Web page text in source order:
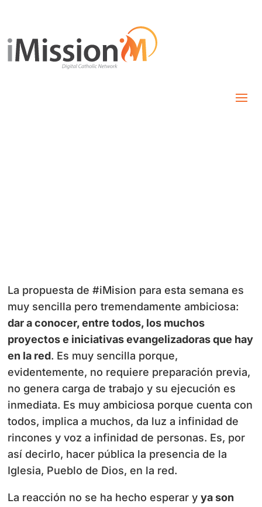
La propuesta de #iMision para esta semana es
muy sencilla pero tremendamente ambiciosa:
dar a conocer, entre todos, los muchos
proyectos e iniciativas evangelizadoras que hay
en la red. Es muy sencilla porque,
evidentemente, no requiere preparación previa,
no genera carga de trabajo y su ejecución es
inmediata. Es muy ambiciosa porque cuenta con
todos, implica a muchos, da luz a infinidad de
rincones y voz a infinidad de personas. Es, por
así decirlo, hacer pública la presencia de la
Iglesia, Pueblo de Dios, en la red.
La reacción no se ha hecho esperar yya son